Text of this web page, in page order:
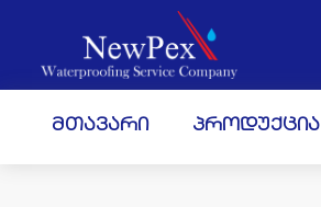
მთავარი პროდუქცია